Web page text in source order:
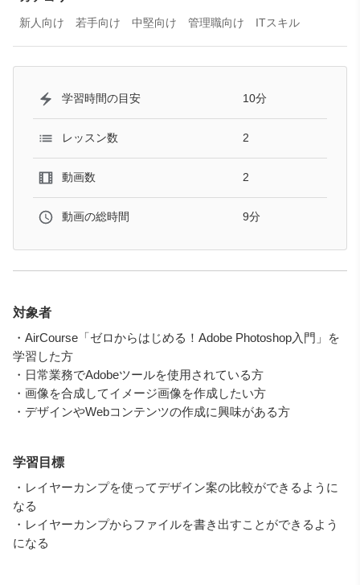
新人向け 若手向け 中堅向け 管理職向け ITスキル
学習時間の目安 10分
レッスン数 2
動画数 2
動画の総時間 9分
対象者
・AirCourse「ゼロからはじめる！Adobe Photoshop入門」を
学習した方
・日常業務でAdobeツールを使用されている方
・画像を合成してイメージ画像を作成したい方
・デザインやWebコンテンツの作成に興味がある方
学習目標
・レイヤーカンプを使ってデザイン案の比較ができるように
なる
・レイヤーカンプからファイルを書き出すことができるよう
になる